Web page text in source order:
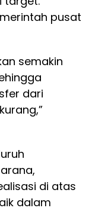
pusat
semakin
dari
di atas
dalam